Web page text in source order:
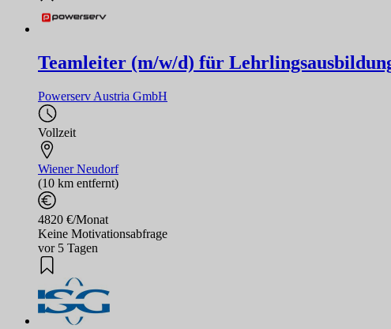
Teamleiter (m/w/d) für
Powerserv Austria GmbH
Vollzeit
Wiener Neudorf
(10 km entfernt)
4820 €/Monat
Keine Motivationsabfrage
vor 5 Tagen